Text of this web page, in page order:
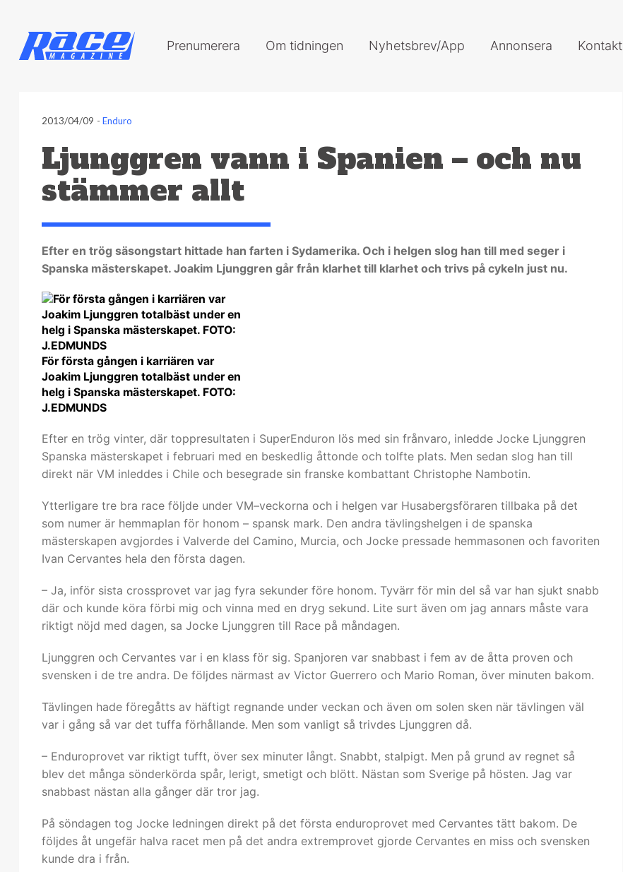
Prenumerera Om tidningen Nyhetsbrev/App Annonsera Kontakt
2013/04/09 - Enduro
Ljunggren vann i Spanien – och nu
stämmer allt
Efter en trög säsongstart hittade han farten i Sydamerika. Och i helgen slog han till med seger i
Spanska mästerskapet. Joakim Ljunggren går från klarhet till klarhet och trivs på cykeln just nu.
För första gången i karriären var
Joakim Ljunggren totalbäst under en
helg i Spanska mästerskapet. FOTO:
J.EDMUNDS
Efter en trög vinter, där toppresultaten i SuperEnduron lös med sin frånvaro, inledde Jocke Ljunggren
Spanska mästerskapet i februari med en beskedlig åttonde och tolfte plats. Men sedan slog han till
direkt när VM inleddes i Chile och besegrade sin franske kombattant Christophe Nambotin.
Ytterligare tre bra race följde under VM–veckorna och i helgen var Husabergsföraren tillbaka på det
som numer är hemmaplan för honom – spansk mark. Den andra tävlingshelgen i de spanska
mästerskapen avgjordes i Valverde del Camino, Murcia, och Jocke pressade hemmasonen och favoriten
Ivan Cervantes hela den första dagen.
– Ja, inför sista crossprovet var jag fyra sekunder före honom. Tyvärr för min del så var han sjukt snabb
där och kunde köra förbi mig och vinna med en dryg sekund. Lite surt även om jag annars måste vara
riktigt nöjd med dagen, sa Jocke Ljunggren till Race på måndagen.
Ljunggren och Cervantes var i en klass för sig. Spanjoren var snabbast i fem av de åtta proven och
svensken i de tre andra. De följdes närmast av Victor Guerrero och Mario Roman, över minuten bakom.
Tävlingen hade föregåtts av häftigt regnande under veckan och även om solen sken när tävlingen väl
var i gång så var det tuffa förhållande. Men som vanligt så trivdes Ljunggren då.
– Enduroprovet var riktigt tufft, över sex minuter långt. Snabbt, stalpigt. Men på grund av regnet så
blev det många sönderkörda spår, lerigt, smetigt och blött. Nästan som Sverige på hösten. Jag var
snabbast nästan alla gånger där tror jag.
På söndagen tog Jocke ledningen direkt på det första enduroprovet med Cervantes tätt bakom. De
följdes åt ungefär halva racet men på det andra extremprovet gjorde Cervantes en miss och svensken
kunde dra i från.